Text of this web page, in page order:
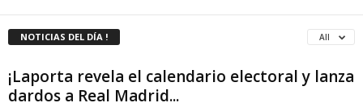
NOTICIAS DEL DÍA ! All
¡Laporta revela el calendario electoral y lanza
dardos a Real Madrid...